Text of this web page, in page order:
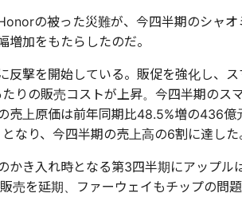
の被った災難が、今四半期のシャオ
増加をもたらしたのだ。
反撃を開始している。販促を強化し、ス
りの販売コストが上昇。今四半期のス
売上原価は前年同期比48.5%増の436億
となり、今四半期の売上高の6割に達した
かき入れ時となる第3四半期にアップル
販売を延期、ファーウェイもチップの問題